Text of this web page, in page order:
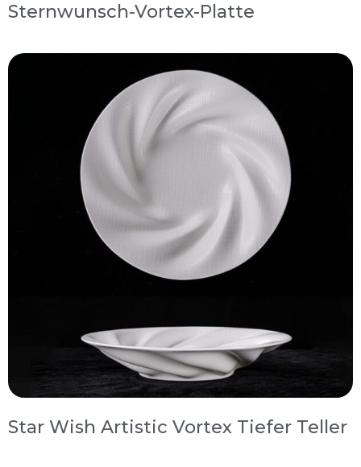
Sternwunsch-Vortex-Platte
Star Wish Artistic Vortex Tiefer Teller